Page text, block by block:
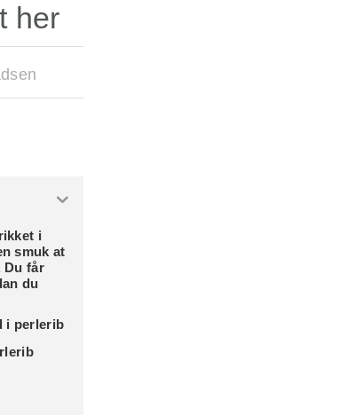
her
i
smuk at
Du får
du
i perlerib